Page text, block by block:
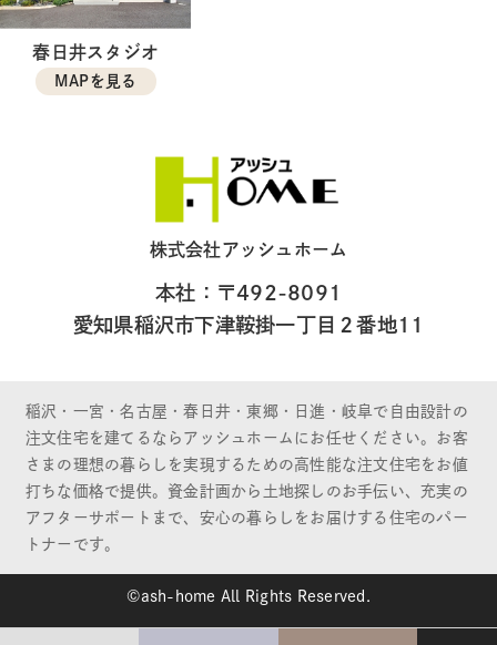
春日井スタジオ
MAPを見る
株式会社アッシュホーム
本社：〒492-8091
愛知県稲沢市下津鞍掛一丁目２番地11
稲沢・一宮・名古屋・春日井・東郷・日進・岐阜で自由設計の
注文住宅を建てるならアッシュホームにお任せください。お客
さまの理想の暮らしを実現するための高性能な注文住宅をお値
打ちな価格で提供。資金計画から土地探しのお手伝い、充実の
アフターサポートまで、安心の暮らしをお届けする住宅のパー
トナーです。
©ash-home All Rights Reserved.